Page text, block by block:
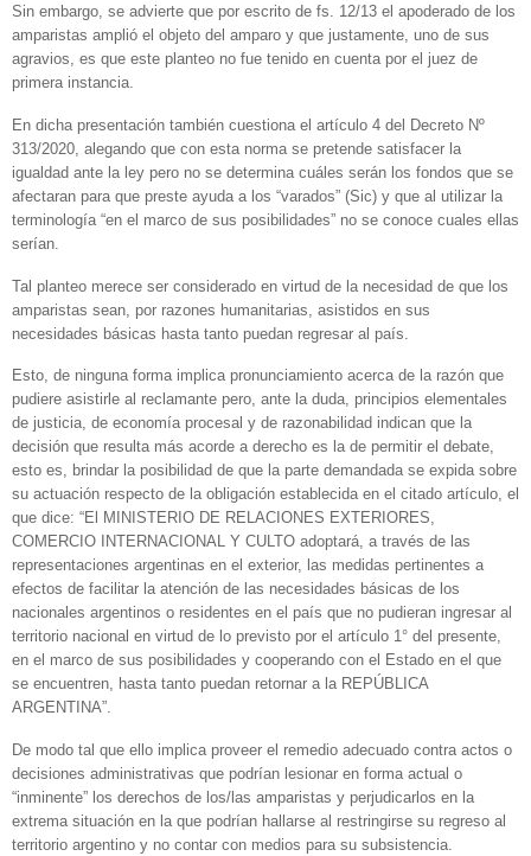
Sin embargo, se advierte que por escrito de fs. 12/13 el apoderado de los
amparistas amplió el objeto del amparo y que justamente, uno de sus
agravios, es que este planteo no fue tenido en cuenta por el juez de
primera instancia.
En dicha presentación también cuestiona el artículo 4 del Decreto Nº
313/2020, alegando que con esta norma se pretende satisfacer la
igualdad ante la ley pero no se determina cuáles serán los fondos que se
afectaran para que preste ayuda a los “varados” (Sic) y que al utilizar la
terminología “en el marco de sus posibilidades” no se conoce cuales ellas
serían.
Tal planteo merece ser considerado en virtud de la necesidad de que los
amparistas sean, por razones humanitarias, asistidos en sus
necesidades básicas hasta tanto puedan regresar al país.
Esto, de ninguna forma implica pronunciamiento acerca de la razón que
pudiere asistirle al reclamante pero, ante la duda, principios elementales
de justicia, de economía procesal y de razonabilidad indican que la
decisión que resulta más acorde a derecho es la de permitir el debate,
esto es, brindar la posibilidad de que la parte demandada se expida sobre
su actuación respecto de la obligación establecida en el citado artículo, el
que dice: “El MINISTERIO DE RELACIONES EXTERIORES,
COMERCIO INTERNACIONAL Y CULTO adoptará, a través de las
representaciones argentinas en el exterior, las medidas pertinentes a
efectos de facilitar la atención de las necesidades básicas de los
nacionales argentinos o residentes en el país que no pudieran ingresar al
territorio nacional en virtud de lo previsto por el artículo 1° del presente,
en el marco de sus posibilidades y cooperando con el Estado en el que
se encuentren, hasta tanto puedan retornar a la REPÚBLICA
ARGENTINA”.
De modo tal que ello implica proveer el remedio adecuado contra actos o
decisiones administrativas que podrían lesionar en forma actual o
“inminente” los derechos de los/las amparistas y perjudicarlos en la
extrema situación en la que podrían hallarse al restringirse su regreso al
territorio argentino y no contar con medios para su subsistencia.